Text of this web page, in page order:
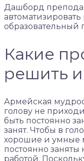
Дашборд
образовательный
Какие
решить
Армейская
голову не
быть постоянно
занят. Чтобы в
хорошие и умные
постоянно заняты
работой.